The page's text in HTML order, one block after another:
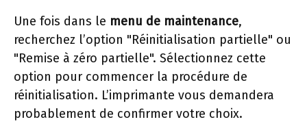
Une fois dans le menu de maintenance,
recherchez l’option "Réinitialisation partielle" ou
"Remise à zéro partielle". Sélectionnez cette
option pour commencer la procédure de
réinitialisation. L’imprimante vous demandera
probablement de confirmer votre choix.